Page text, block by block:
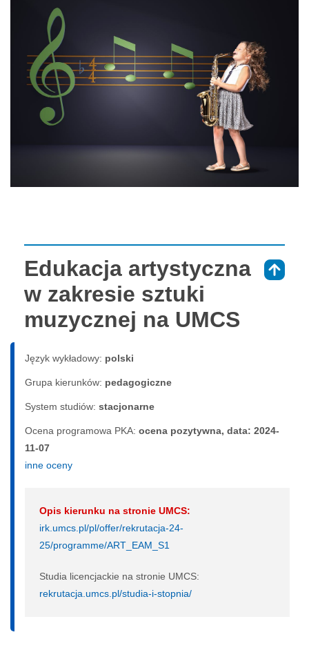
Edukacja artystyczna
w zakresie sztuki
muzycznej na UMCS
Język wykładowy: polski
Grupa kierunków: pedagogiczne
System studiów: sta­cjo­nar­ne
Ocena programowa PKA: ocena pozytywna, data: 2024-
11-07
inne oceny
Opis kierunku na stronie UMCS:
irk.umcs.pl/pl/offer/rekrutacja-24-
25/programme/ART_EAM_S1
Studia licencjackie na stronie UMCS:
rekrutacja.umcs.pl/studia-i-stopnia/